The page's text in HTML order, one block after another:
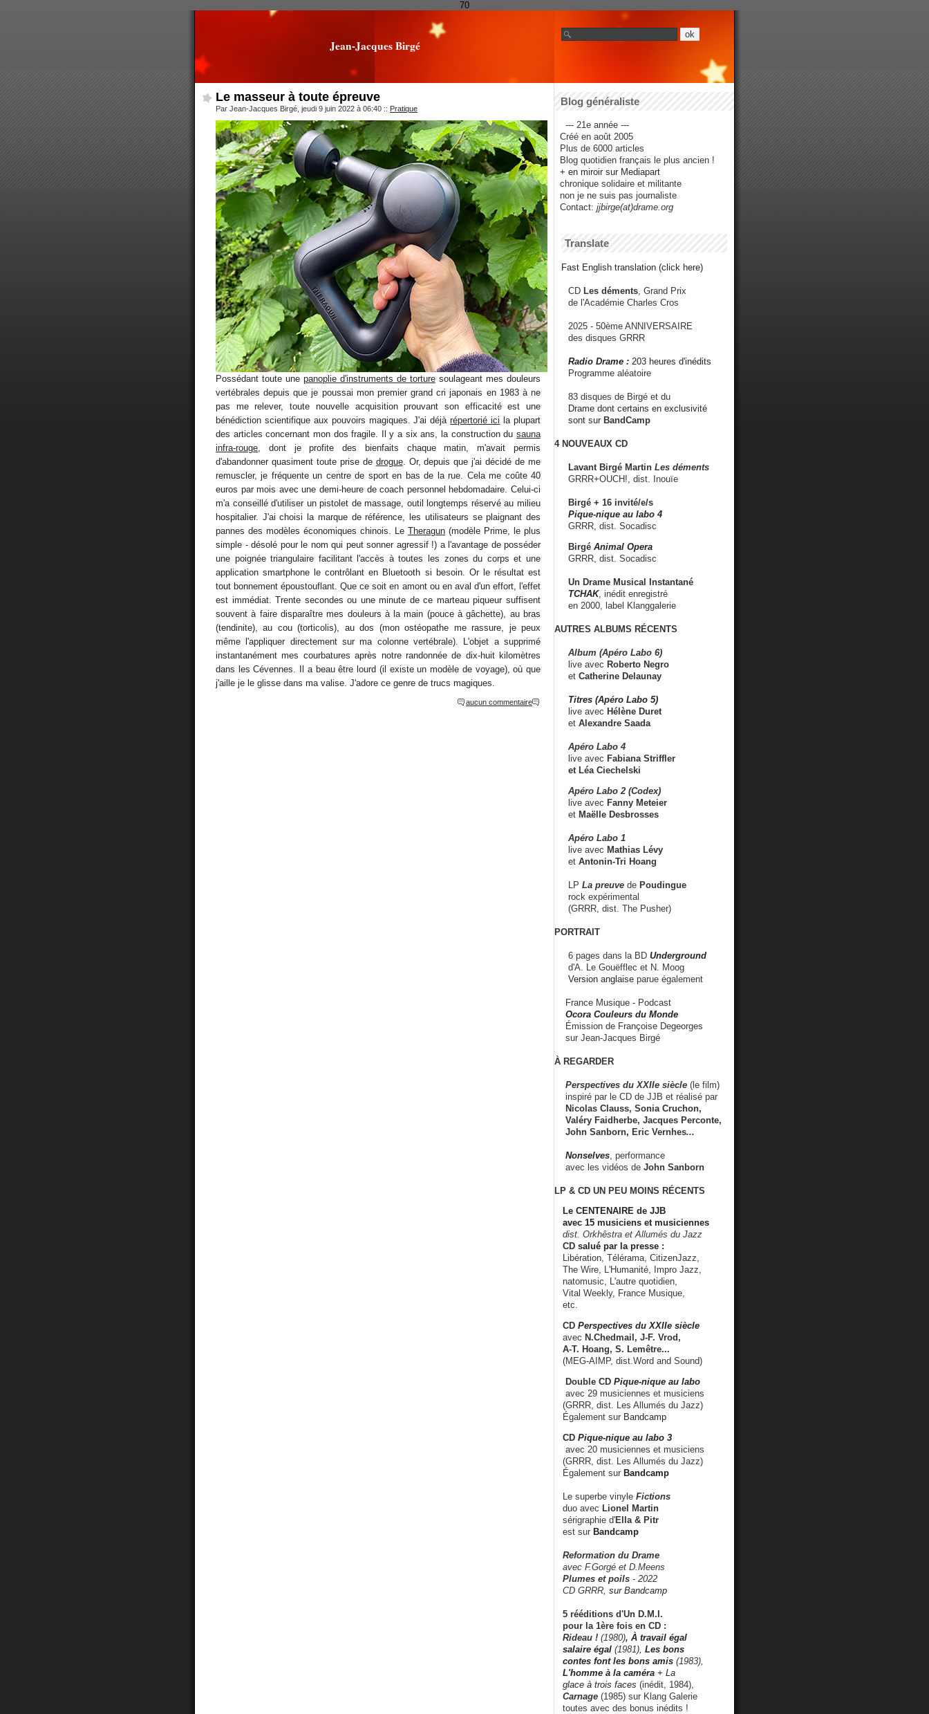
70
Jean-Jacques Birgé
Le masseur à toute épreuve
Par Jean-Jacques Birgé, jeudi 9 juin 2022 à 06:40 :: Pratique
Possédant toute une panoplie d'instruments de torture soulageant mes douleurs
vertébrales depuis que je poussai mon premier grand cri japonais en 1983 à ne
pas me relever, toute nouvelle acquisition prouvant son efficacité est une
bénédiction scientifique aux pouvoirs magiques. J'ai déjàrépertorié ici la plupart
des articles concernant mon dos fragile. Il y a six ans, la construction du sauna
infra-rouge , dont je profite des bienfaits chaque matin, m'avait permis
d'abandonner quasiment toute prise de drogue. Or, depuis que j'ai décidé de me
remuscler, je fréquente un centre de sport en bas de la rue. Cela me coûte 40
euros par mois avec une demi-heure de coach personnel hebdomadaire. Celui-ci
m'a conseillé d'utiliser un pistolet de massage, outil longtemps réservé au milieu
hospitalier. J'ai choisi la marque de référence, les utilisateurs se plaignant des
pannes des modèles économiques chinois. Le Theragun (modèle Prime, le plus
simple - désolé pour le nom qui peut sonner agressif !) a l'avantage de posséder
une poignée triangulaire facilitant l'accès à toutes les zones du corps et une
application smartphone le contrôlant en Bluetooth si besoin. Or le résultat est
tout bonnement époustouflant. Que ce soit en amont ou en aval d'un effort, l'effet
est immédiat. Trente secondes ou une minute de ce marteau piqueur suffisent
souvent à faire disparaître mes douleurs à la main (pouce à gâchette), au bras
(tendinite), au cou (torticolis), au dos (mon ostéopathe me rassure, je peux
même l'appliquer directement sur ma colonne vertébrale). L'objet a supprimé
instantanément mes courbatures après notre randonnée de dix-huit kilomètres
dans les Cévennes. Il a beau être lourd (il existe un modèle de voyage), où que
j'aille je le glisse dans ma valise. J'adore ce genre de trucs magiques.
aucun commentaire
Blog généraliste
--- 21e année ---
Créé en août 2005
Plus de 6000 articles
Blog quotidien français le plus ancien !
+ en miroir sur Mediapart
chronique solidaire et militante
non je ne suis pas journaliste
Contact: jjbirge(at)drame.org
Translate
Fast English translation (click here)
CD Les déments , Grand Prix
de l'Académie Charles Cros
2025 - 50ème ANNIVERSAIRE
des disques GRRR
Radio Drame : 203 heures d'inédits
Programme aléatoire
83 disques de Birgé et du
Drame dont certains en exclusivité
sont sur BandCamp
4 NOUVEAUX CD
Lavant Birgé Martin Les déments
GRRR+OUCH!, dist. Inouïe
Birgé + 16 invité/e/s
Pique-nique au labo 4
GRRR, dist. Socadisc
Birgé Animal Opera
GRRR, dist. Socadisc
Un Drame Musical Instantané
TCHAK, inédit enregistré
en 2000, label Klanggalerie
AUTRES ALBUMS RÉCENTS
Album (Apéro Labo 6)
live avec Roberto Negro
et Catherine Delaunay
Titres (Apéro Labo 5)
live avec Hélène Duret
et Alexandre Saada
Apéro Labo 4
live avec Fabiana Striffler
et Léa Ciechelski
Apéro Labo 2 (Codex)
live avec Fanny Meteier
et Maëlle Desbrosses
Apéro Labo 1
live avec Mathias Lévy
et Antonin-Tri Hoang
LP La preuve de Poudingue
rock expérimental
(GRRR, dist. The Pusher)
PORTRAIT
6 pages dans la BD Underground
d'A. Le Gouëfflec et N. Moog
Version anglaise parue également
France Musique - Podcast
Ocora Couleurs du Monde
Émission de Françoise Degeorges
sur Jean-Jacques Birgé
À REGARDER
Perspectives du XXIIe siècle (le film)
inspiré par le CD de JJB et réalisé par
Nicolas Clauss, Sonia Cruchon,
Valéry Faidherbe, Jacques Perconte,
John Sanborn, Eric Vernhes...
Nonselves , performance
avec les vidéos de John Sanborn
LP & CD UN PEU MOINS RÉCENTS
Le CENTENAIRE de JJB
avec 15 musiciens et musiciennes
dist. Orkhêstra et Allumés du Jazz
CD salué par la presse :
Libération, Télérama, CitizenJazz,
The Wire, L'Humanité, Impro Jazz,
natomusic, L'autre quotidien,
Vital Weekly, France Musique,
etc.
CD Perspectives du XXIIe siècle
avec N.Chedmail, J-F. Vrod,
A-T. Hoang, S. Lemêtre...
(MEG-AIMP, dist.Word and Sound)
Double CD Pique-nique au labo
avec 29 musiciennes et musiciens
(GRRR, dist. Les Allumés du Jazz)
Également sur Bandcamp
CD Pique-nique au labo 3
avec 20 musiciennes et musiciens
(GRRR, dist. Les Allumés du Jazz)
Également sur Bandcamp
Le superbe vinyle Fictions
duo avec Lionel Martin
sérigraphie d'Ella & Pitr
est sur Bandcamp
Reformation du Drame
avec F.Gorgé et D.Meens
Plumes et poils - 2022
CD GRRR, sur Bandcamp
5 rééditions d'Un D.M.I.
pour la 1ère fois en CD :
Rideau ! (1980), À travail égal
salaire égal (1981), Les bons
contes font les bons amis (1983),
L'homme à la caméra + La
glace à trois faces (inédit, 1984),
Carnage (1985) sur Klang Galerie
toutes avec des bonus inédits !